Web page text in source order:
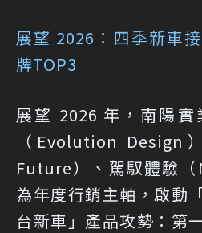
展望 2026：四季新車
牌TOP3
展望 2026 年，南陽
（Evolution Design
Future）、駕馭體驗（
為年度行銷主軸，啟動
台新車」產品攻勢：第